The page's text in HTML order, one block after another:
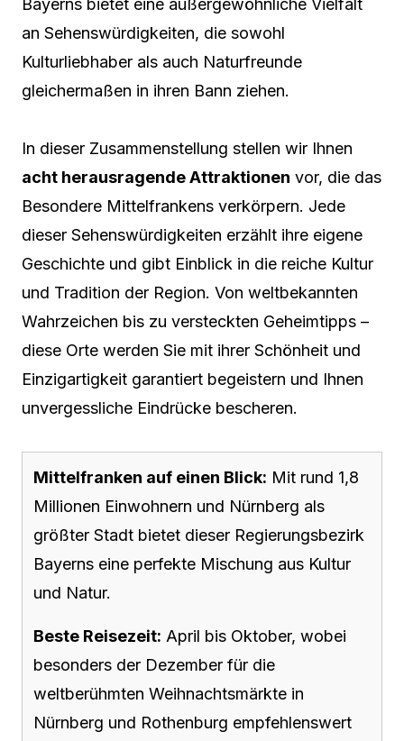
Bayerns bietet eine außergewöhnliche Vielfalt
an Sehenswürdigkeiten, die sowohl
Kulturliebhaber als auch Naturfreunde
gleichermaßen in ihren Bann ziehen.
In dieser Zusammenstellung stellen wir Ihnen
acht herausragende Attraktionen vor, die das
Besondere Mittelfrankens verkörpern. Jede
dieser Sehenswürdigkeiten erzählt ihre eigene
Geschichte und gibt Einblick in die reiche Kultur
und Tradition der Region. Von weltbekannten
Wahrzeichen bis zu versteckten Geheimtipps –
diese Orte werden Sie mit ihrer Schönheit und
Einzigartigkeit garantiert begeistern und Ihnen
unvergessliche Eindrücke bescheren.
Mittelfranken auf einen Blick: Mit rund 1,8
Millionen Einwohnern und Nürnberg als
größter Stadt bietet dieser Regierungsbezirk
Bayerns eine perfekte Mischung aus Kultur
und Natur.
Beste Reisezeit: April bis Oktober, wobei
besonders der Dezember für die
weltberühmten Weihnachtsmärkte in
Nürnberg und Rothenburg empfehlenswert